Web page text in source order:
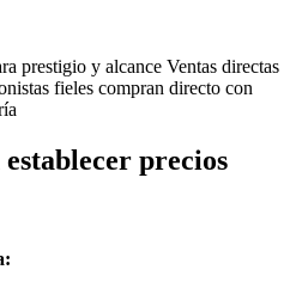
prestigio y alcance Ventas directas
fieles compran directo con
precios